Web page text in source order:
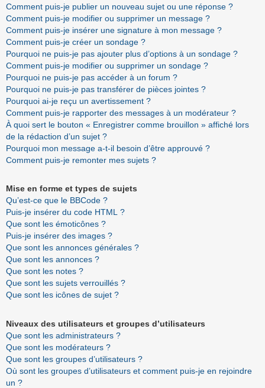
Comment puis-je publier un nouveau sujet ou une réponse ?
Comment puis-je modifier ou supprimer un message ?
Comment puis-je insérer une signature à mon message ?
Comment puis-je créer un sondage ?
Pourquoi ne puis-je pas ajouter plus d’options à un sondage ?
Comment puis-je modifier ou supprimer un sondage ?
Pourquoi ne puis-je pas accéder à un forum ?
Pourquoi ne puis-je pas transférer de pièces jointes ?
Pourquoi ai-je reçu un avertissement ?
Comment puis-je rapporter des messages à un modérateur ?
À quoi sert le bouton « Enregistrer comme brouillon » affiché lors
de la rédaction d’un sujet ?
Pourquoi mon message a-t-il besoin d’être approuvé ?
Comment puis-je remonter mes sujets ?
Mise en forme et types de sujets
Qu’est-ce que le BBCode ?
Puis-je insérer du code HTML ?
Que sont les émoticônes ?
Puis-je insérer des images ?
Que sont les annonces générales ?
Que sont les annonces ?
Que sont les notes ?
Que sont les sujets verrouillés ?
Que sont les icônes de sujet ?
Niveaux des utilisateurs et groupes d’utilisateurs
Que sont les administrateurs ?
Que sont les modérateurs ?
Que sont les groupes d’utilisateurs ?
Où sont les groupes d’utilisateurs et comment puis-je en rejoindre
un ?